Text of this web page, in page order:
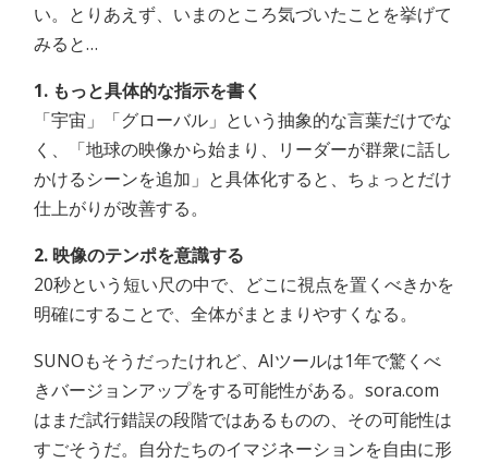
い。とりあえず、いまのところ気づいたことを挙げて
みると…
1. もっと具体的な指示を書く
「宇宙」「グローバル」という抽象的な言葉だけでな
く、「地球の映像から始まり、リーダーが群衆に話し
かけるシーンを追加」と具体化すると、ちょっとだけ
仕上がりが改善する。
2. 映像のテンポを意識する
20秒という短い尺の中で、どこに視点を置くべきかを
明確にすることで、全体がまとまりやすくなる。
SUNOもそうだったけれど、AIツールは1年で驚くべ
きバージョンアップをする可能性がある。sora.com
はまだ試行錯誤の段階ではあるものの、その可能性は
すごそうだ。自分たちのイマジネーションを自由に形